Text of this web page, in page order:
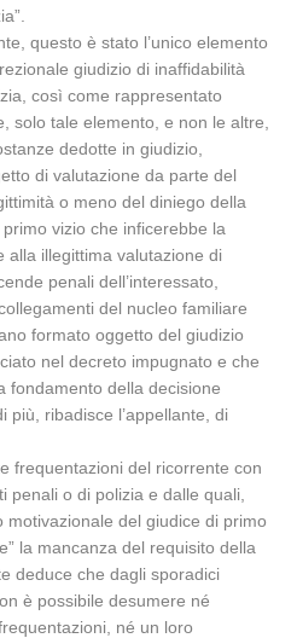
questo è stato l’unico elemento
giudizio di inaffidabilità
così come rappresentato
solo tale elemento, e non le altre,
dedotte in giudizio,
di valutazione da parte del
o meno del diniego della
vizio che inficerebbe la
illegittima valutazione di
penali dell’interessato,
del nucleo familiare
formato oggetto del giudizio
nel decreto impugnato e che
fondamento della decisione
più, ribadisce l’appellante, di
frequentazioni del ricorrente con
penali o di polizia e dalle quali,
motivazionale del giudice di primo
la mancanza del requisito della
deduce che dagli sporadici
è possibile desumere né
né un loro